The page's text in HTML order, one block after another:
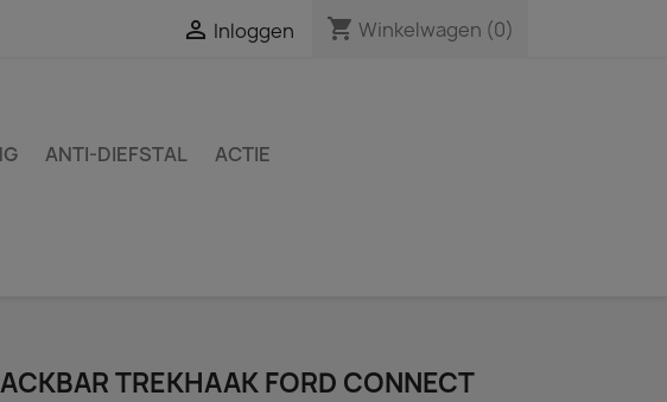
 Inloggen shopping_cart Winkelwagen (0)
ANTI-DIEFSTAL ACTIE
TREKHAAK FORD CONNECT